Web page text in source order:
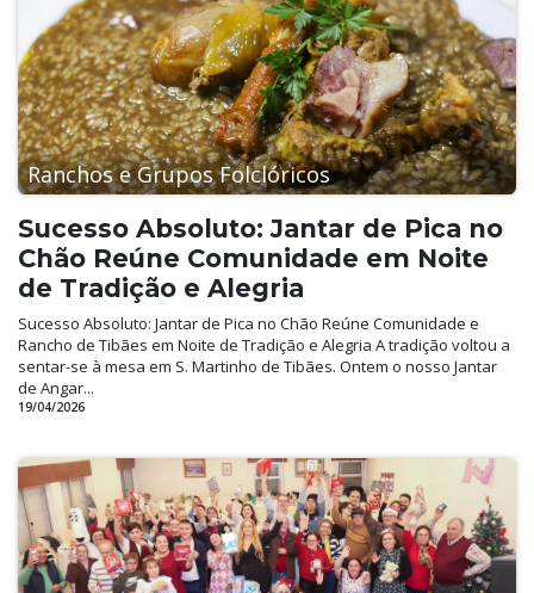
Ranchos e Grupos Folclóricos
Sucesso Absoluto: Jantar de Pica no
Chão Reúne Comunidade em Noite
de Tradição e Alegria
Sucesso Absoluto: Jantar de Pica no Chão Reúne Comunidade e
Rancho de Tibães em Noite de Tradição e Alegria A tradição voltou a
sentar-se à mesa em S. Martinho de Tibães. Ontem o nosso Jantar
de Angar...
19/04/2026